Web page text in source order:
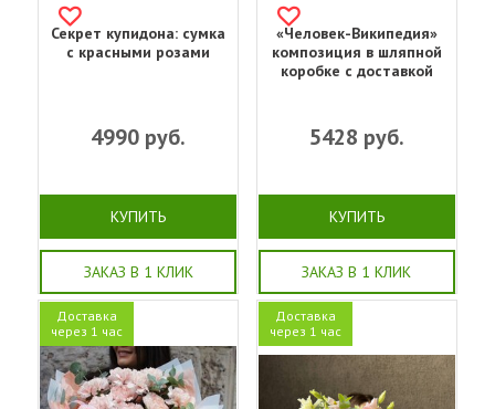
Секрет купидона: сумка
с красными розами
4990 руб.
КУПИТЬ
ЗАКАЗ В 1 КЛИК
«Человек-Википедия»
композиция в шляпной
коробке с доставкой
5428 руб.
КУПИТЬ
ЗАКАЗ В 1 КЛИК
Доставка
через 1 час
Доставка
через 1 час